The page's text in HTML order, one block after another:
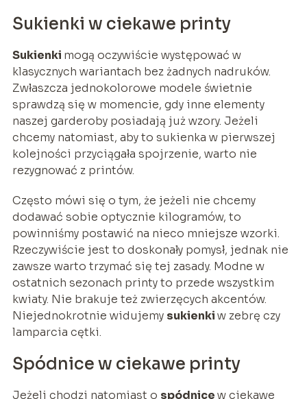
Sukienki w ciekawe printy
Sukienki mogą oczywiście występować w
klasycznych wariantach bez żadnych nadruków.
Zwłaszcza jednokolorowe modele świetnie
sprawdzą się w momencie, gdy inne elementy
naszej garderoby posiadają już wzory. Jeżeli
chcemy natomiast, aby to sukienka w pierwszej
kolejności przyciągała spojrzenie, warto nie
rezygnować z printów.
Często mówi się o tym, że jeżeli nie chcemy
dodawać sobie optycznie kilogramów, to
powinniśmy postawić na nieco mniejsze wzorki.
Rzeczywiście jest to doskonały pomysł, jednak nie
zawsze warto trzymać się tej zasady. Modne w
ostatnich sezonach printy to przede wszystkim
kwiaty. Nie brakuje też zwierzęcych akcentów.
Niejednokrotnie widujemy sukienkiw zebrę czy
lamparcia cętki.
Spódnice w ciekawe printy
Jeżeli chodzi natomiast o spódnicew ciekawe